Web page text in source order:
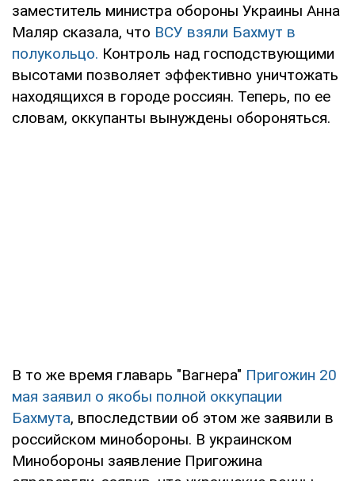
заместитель министра обороны Украины Анна
Маляр сказала, что ВСУ взяли Бахмут в
полукольцо. Контроль над господствующими
высотами позволяет эффективно уничтожать
находящихся в городе россиян. Теперь, по ее
словам, оккупанты вынуждены обороняться.
В то же время главарь "Вагнера" Пригожин 20
мая заявил о якобы полной оккупации
Бахмута, впоследствии об этом же заявили в
российском минобороны. В украинском
Минобороны заявление Пригожина